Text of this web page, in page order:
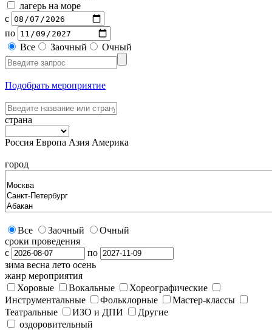
лагерь на море
с
по
Все
Заочный Очный
Подобрать мероприятие
страна
Россия Европа Азия Америка
город
Все Заочный
Очный
сроки проведения
с
по
зима весна лето осень
жанр мероприятия
Хоровые
Вокальные
Хореографические
Инструментальные
Фольклорные
Мастер-классы
Театральные
ИЗО и ДПИ
Другие
оздоровительный